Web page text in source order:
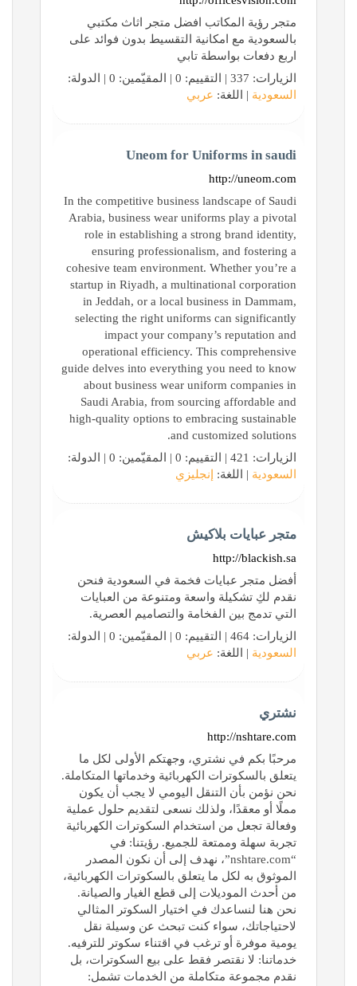
متجر رؤية المكاتب افضل متجر اثاث مكتبي
بالسعودية مع امكانية التقسيط بدون فوائد على
اربع دفعات بواسطة تابي
الزيارات: 337 | التقييم: 0 | المقيّمين: 0 | الدولة:
السعودية | اللغة: عربي
Uneom for Uniforms in saudi
http://uneom.com
In the competitive business landscape of Saudi
Arabia, business wear uniforms play a pivotal
role in establishing a strong brand identity,
ensuring professionalism, and fostering a
cohesive team environment. Whether you’re a
startup in Riyadh, a multinational corporation
in Jeddah, or a local business in Dammam,
selecting the right uniforms can significantly
impact your company’s reputation and
operational efficiency. This comprehensive
guide delves into everything you need to know
about business wear uniform companies in
Saudi Arabia, from sourcing affordable and
high-quality options to embracing sustainable
and customized solutions.
الزيارات: 421 | التقييم: 0 | المقيّمين: 0 | الدولة:
السعودية | اللغة: إنجليزي
متجر عبايات بلاكيش
http://blackish.sa
أفضل متجر عبايات فخمة في السعودية فنحن
نقدم لكِ تشكيلة واسعة ومتنوعة من العبايات
التي تدمج بين الفخامة والتصاميم العصرية.
الزيارات: 464 | التقييم: 0 | المقيّمين: 0 | الدولة:
السعودية | اللغة: عربي
نشتري
http://nshtare.com
مرحبًا بكم في نشتري، وجهتكم الأولى لكل ما
يتعلق بالسكوترات الكهربائية وخدماتها المتكاملة.
نحن نؤمن بأن التنقل اليومي لا يجب أن يكون
مملًا أو معقدًا، ولذلك نسعى لتقديم حلول عملية
وفعالة تجعل من استخدام السكوترات الكهربائية
تجربة سهلة وممتعة للجميع. رؤيتنا: في
“nshtare.com”، نهدف إلى أن نكون المصدر
الموثوق به لكل ما يتعلق بالسكوترات الكهربائية،
من أحدث الموديلات إلى قطع الغيار والصيانة.
نحن هنا لنساعدك في اختيار السكوتر المثالي
لاحتياجاتك، سواء كنت تبحث عن وسيلة نقل
يومية موفرة أو ترغب في اقتناء سكوتر للترفيه.
خدماتنا: لا نقتصر فقط على بيع السكوترات، بل
نقدم مجموعة متكاملة من الخدمات تشمل: